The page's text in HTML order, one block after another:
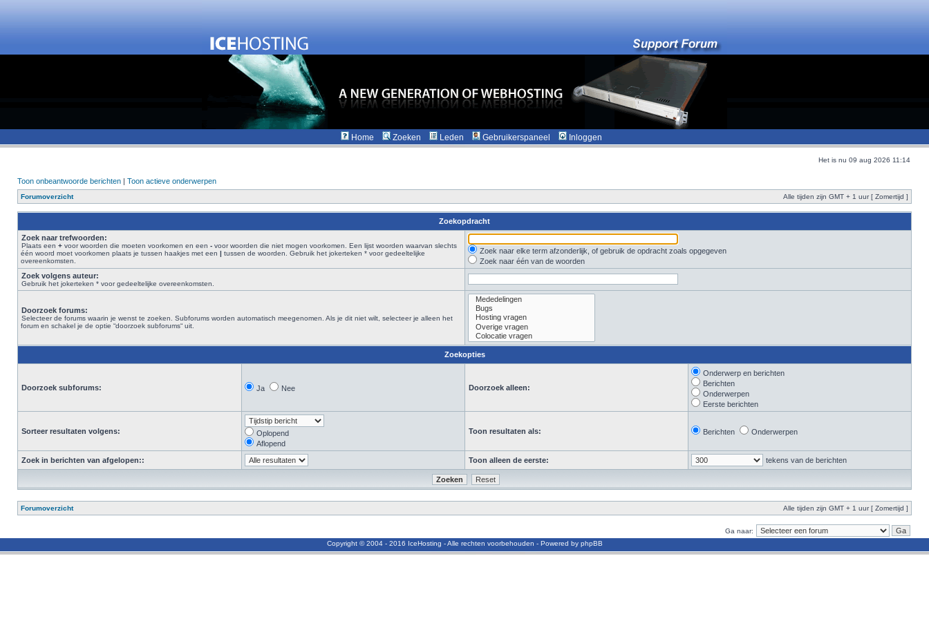
Home Zoeken Leden Gebruikerspaneel Inloggen
Het is nu 09 aug 2026 11:14
Toon onbeantwoorde berichten | Toon actieve onderwerpen
Forumoverzicht Alle tijden zijn GMT + 1 uur [ Zomertijd ]
Zoekopdracht
Zoek naar trefwoorden:
Plaats een + voor woorden die moeten voorkomen en een - voor woorden die niet mogen voorkomen. Een lijst woorden waarvan slechts
één woord moet voorkomen plaats je tussen haakjes met een | tussen de woorden. Gebruik het jokerteken * voor gedeeltelijke
overeenkomsten.
Zoek naar elke term afzonderlijk, of gebruik de opdracht zoals opgegeven
Zoek naar één van de woorden
Zoek volgens auteur:
Gebruik het jokerteken * voor gedeeltelijke overeenkomsten.
Doorzoek forums:
Selecteer de forums waarin je wenst te zoeken. Subforums worden automatisch meegenomen. Als je dit niet wilt, selecteer je alleen het
forum en schakel je de optie “doorzoek subforums“ uit.
Zoekopties
Doorzoek subforums: Ja Nee Doorzoek alleen:
Onderwerp en berichten
Berichten
Onderwerpen
Eerste berichten
Sorteer resultaten volgens:
Oplopend
Aflopend
Toon resultaten als: Berichten Onderwerpen
Zoek in berichten van afgelopen:: Toon alleen de eerste: tekens van de berichten
Forumoverzicht Alle tijden zijn GMT + 1 uur [ Zomertijd ]
Ga naar:
Copyright © 2004 - 2016 IceHosting - Alle rechten voorbehouden - Powered by phpBB